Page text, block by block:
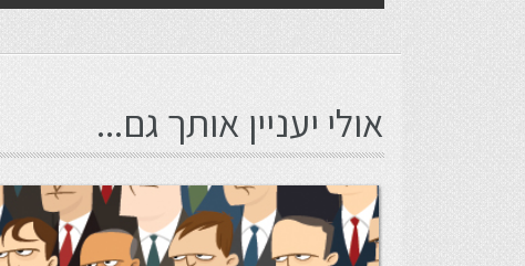
אולי יעניין אותך גם...